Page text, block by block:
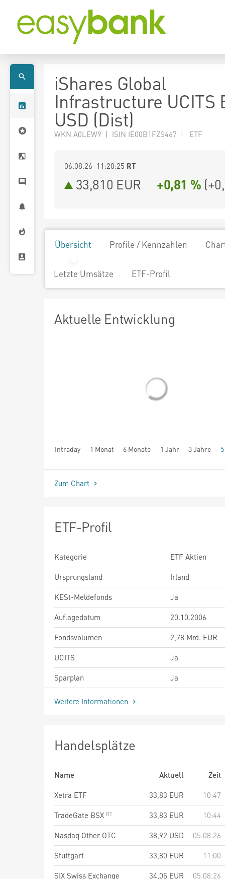
iShares Global
Infrastructure UCITS
USD (Dist)
WKN A0LEW9 | ISIN IE00B1FZS467 | ETF
06.08.26 11:20:25 RT
33,810 EUR +0,81 % (
Übersicht Profile / Kennzahlen
Letzte Umsätze ETF-Profil
Aktuelle Entwicklung
Intraday 1 Monat 6 Monate 1 Jahr 3 Jahre
seit Beginn
Zum Chart
ETF-Profil
Kategorie
ETF Aktien
Ursprungsland
Irland
KESt-Meldefonds
Ja
Auflagedatum
20.10.2006
Fondsvolumen
2,78 Mrd. EUR
UCITS
Ja
Sparplan
Ja
Weitere Informationen
Handelsplätze
Name Aktuell
Zeit
Xetra ETF
33,83 EUR
10:47
TradeGate BSX
33,83 EUR
10:44
Nasdaq Other OTC
38,92 USD
05.08.26
Stuttgart
33,80 EUR
11:00
SIX Swiss Exchange
34,05 EUR 05.08.26